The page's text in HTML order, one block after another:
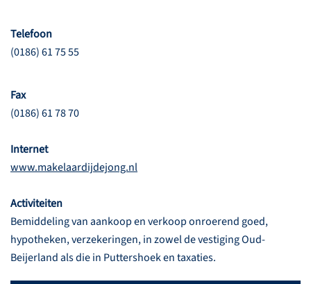
Telefoon
(0186) 61 75 55
Fax
(0186) 61 78 70
Internet
www.makelaardijdejong.nl
Activiteiten
Bemiddeling van aankoop en verkoop onroerend goed,
hypotheken, verzekeringen, in zowel de vestiging Oud-
Beijerland als die in Puttershoek en taxaties.